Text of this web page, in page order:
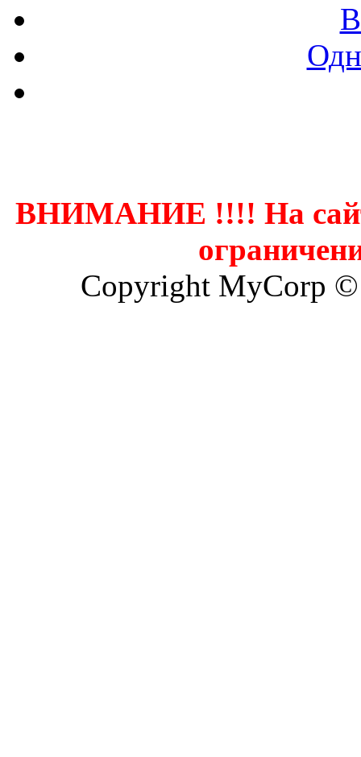
ВНИМАНИЕ !!!! На
Copyright MyCorp